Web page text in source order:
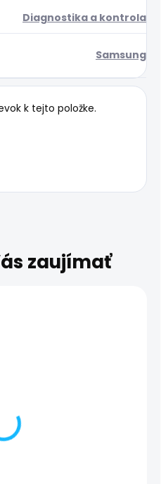
Diagnostika a kontrola
Samsung
k tejto položke.
zaujímať
|